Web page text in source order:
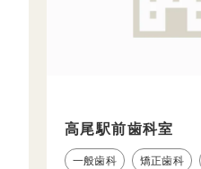
高尾駅前歯科室
一般歯科 矯正歯科